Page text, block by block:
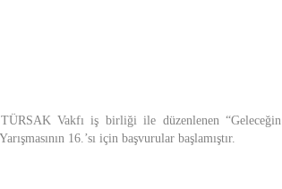
Vakfı iş birliği ile düzenlenen “Geleceğin
16.’sı için başvurular başlamıştır.